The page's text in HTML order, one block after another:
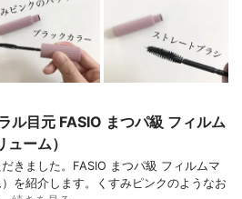
ル目元 FASIO まつパ級 フィルム
ーム）
きました。FASIO まつパ級 フィルムマ
を紹介します。くすみピンクのようなお